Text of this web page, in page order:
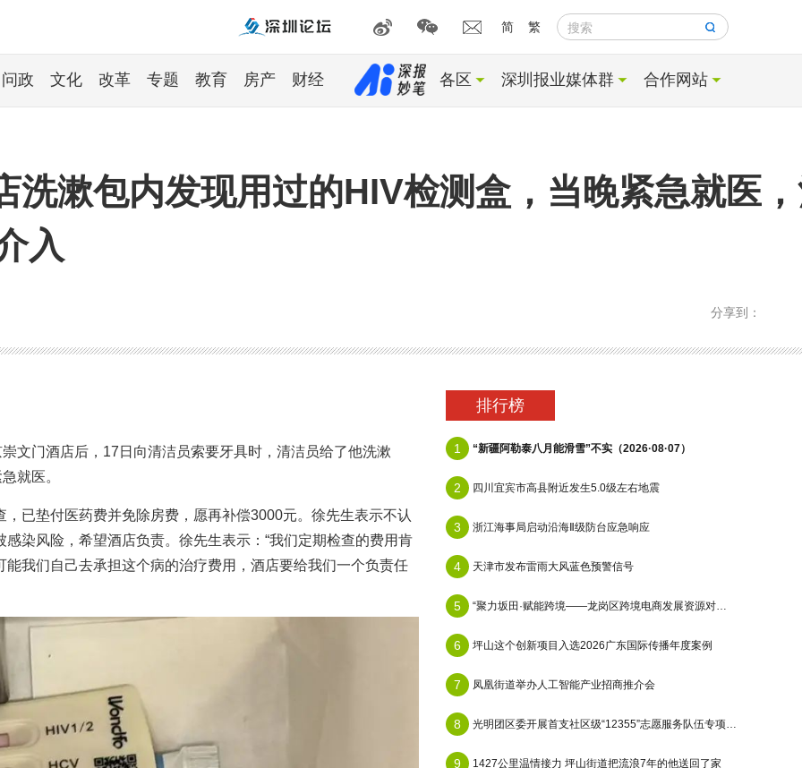
简 繁 搜索
问政 文化 改革 专题 教育 房产 财经 各区 深圳报业媒体群 合作网站
洗漱包内发现用过的HIV检测盒，当晚紧急就医
入
分享到：
文门酒店后，17日向清洁员索要牙具时，清洁员给了他洗漱
就医。
已垫付医药费并免除房费，愿再补偿3000元。徐先生表示不认
染风险，希望酒店负责。徐先生表示：“我们定期检查的费用肯
我们自己去承担这个病的治疗费用，酒店要给我们一个负责任
排行榜
1 “新疆阿勒泰八月能滑雪”不实（2026·08·07）
2 四川宜宾市高县附近发生5.0级左右地震
3 浙江海事局启动沿海Ⅱ级防台应急响应
4 天津市发布雷雨大风蓝色预警信号
5 “聚力坂田·赋能跨境——龙岗区跨境电商发展资源对接会”在天安云谷顺利举办
6 坪山这个创新项目入选2026广东国际传播年度案例
7 凤凰街道举办人工智能产业招商推介会
8 光明团区委开展首支社区级“12355”志愿服务队伍专项培训
9 1427公里温情接力 坪山街道把流浪7年的他送回了家